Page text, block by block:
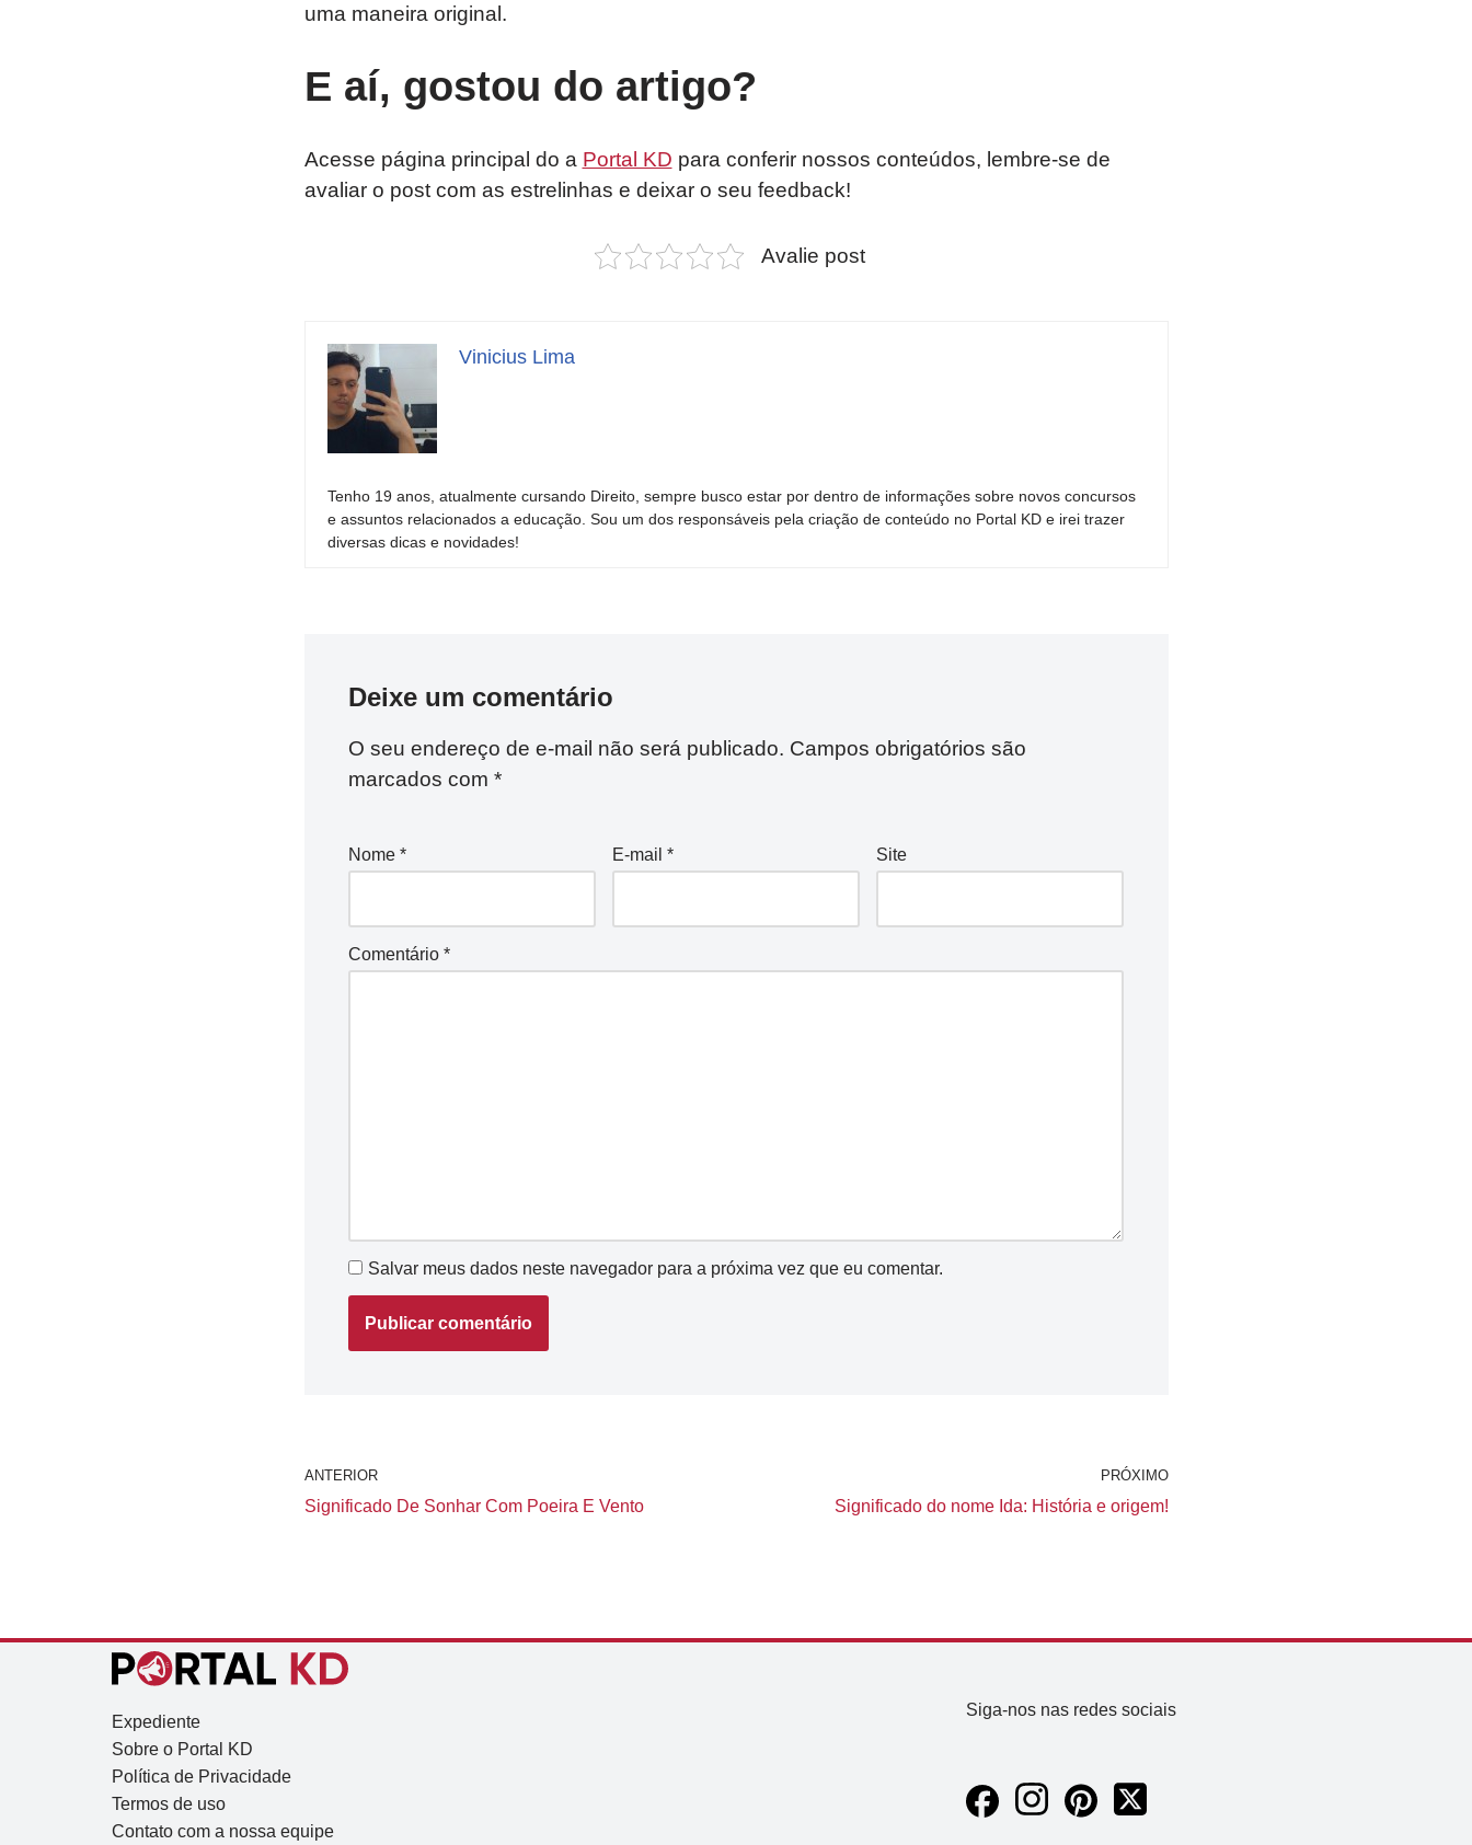
uma maneira original.
E aí, gostou do artigo?
Acesse página principal do a Portal KD para conferir nossos conteúdos, lembre-se de
avaliar o post com as estrelinhas e deixar o seu feedback!
Avalie post
Vinicius Lima
Tenho 19 anos, atualmente cursando Direito, sempre busco estar por dentro de informações sobre novos concursos
e assuntos relacionados a educação. Sou um dos responsáveis pela criação de conteúdo no Portal KD e irei trazer
diversas dicas e novidades!
Deixe um comentário
O seu endereço de e-mail não será publicado. Campos obrigatórios são
marcados com *
Nome * E-mail * Site
Comentário *
Salvar meus dados neste navegador para a próxima vez que eu comentar.
ANTERIOR
Significado De Sonhar Com Poeira E Vento
PRÓXIMO
Significado do nome Ida: História e origem!
Expediente
Sobre o Portal KD
Política de Privacidade
Termos de uso
Contato com a nossa equipe
Siga-nos nas redes sociais